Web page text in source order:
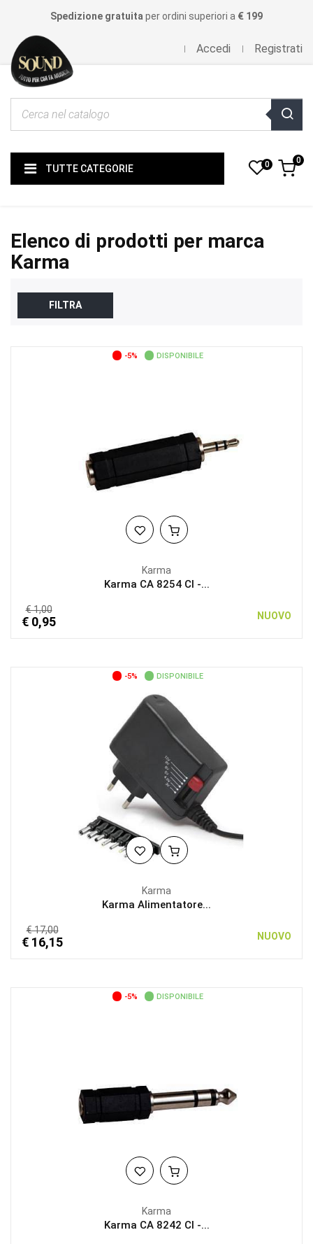
Spedizione gratuita per ordini superiori a € 199
Accedi Registrati
TUTTE CATEGORIE 0 0
Elenco di prodotti per marca
Karma
FILTRA
-5% DISPONIBILE
Karma
Karma CA 8254 CI -...
€ 1,00
€ 0,95 NUOVO
-5% DISPONIBILE
Karma
Karma Alimentatore...
€ 17,00
€ 16,15 NUOVO
-5% DISPONIBILE
Karma
Karma CA 8242 CI -...